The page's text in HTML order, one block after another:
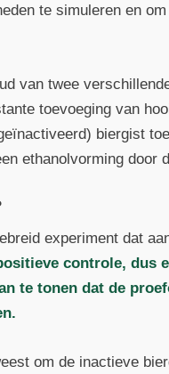
te simuleren en
van twee
toevoeging van
biergist
ethanolvorming door
experiment dat
controle, dus
te tonen dat de
om de inactieve